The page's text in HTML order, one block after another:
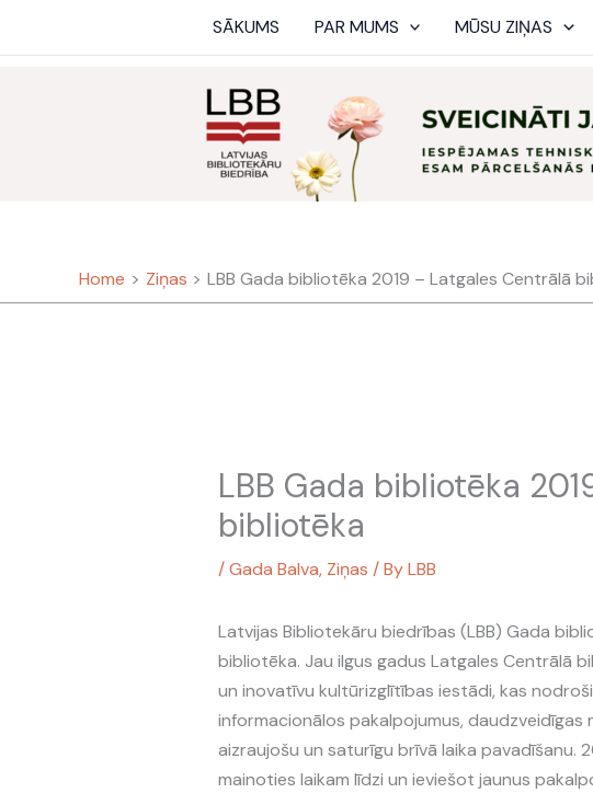
SĀKUMS PAR MUMS MŪSU ZIŅAS
Home Ziņas LBB Gada bibliotēka 2019 – Latgales Centrālā
LBB Gada bibliotēka
bibliotēka
/Gada Balva, Ziņas / ByLBB
Latvijas Bibliotekāru biedrības (LBB) Gada
bibliotēka. Jau ilgus gadus Latgales Centrālā
un inovatīvu kultūrizglītības iestādi, kas
informacionālos pakalpojumus, daudzveidīgas
aizraujošu un saturīgu brīvā laika pavadīšanu.
mainoties laikam līdzi un ieviešot jaunus